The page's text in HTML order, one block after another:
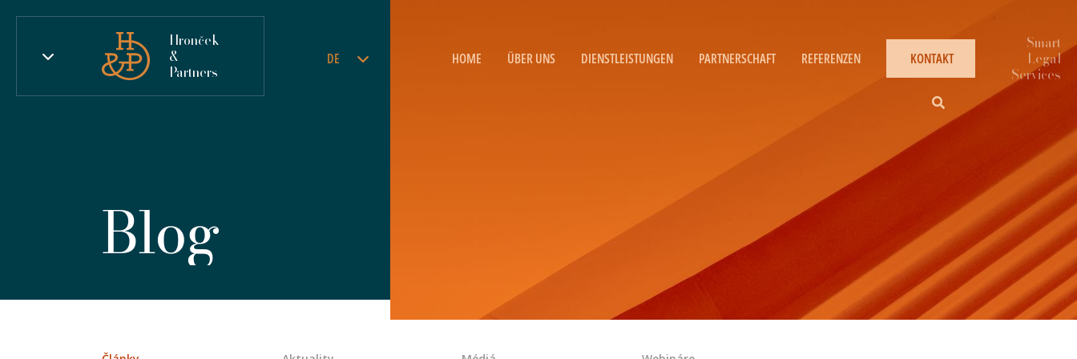
Hronček
&
Partners
DE HOME ÜBER UNS DIENSTLEISTUNGEN PARTNERSCHAFT REFERENZEN KONTAKT
Blog